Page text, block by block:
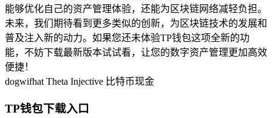
能够优化自己的资产管理体验，还能为区块链网络减轻负担。
未来，我们期待看到更多类似的创新，为区块链技术的发展和
普及注入新的动力。如果您还未体验TP钱包这项全新的功
能，不妨下载最新版本试试看，让您的数字资产管理更加高效
便捷！
dogwifhat Theta Injective 比特币现金
TP钱包下载入口